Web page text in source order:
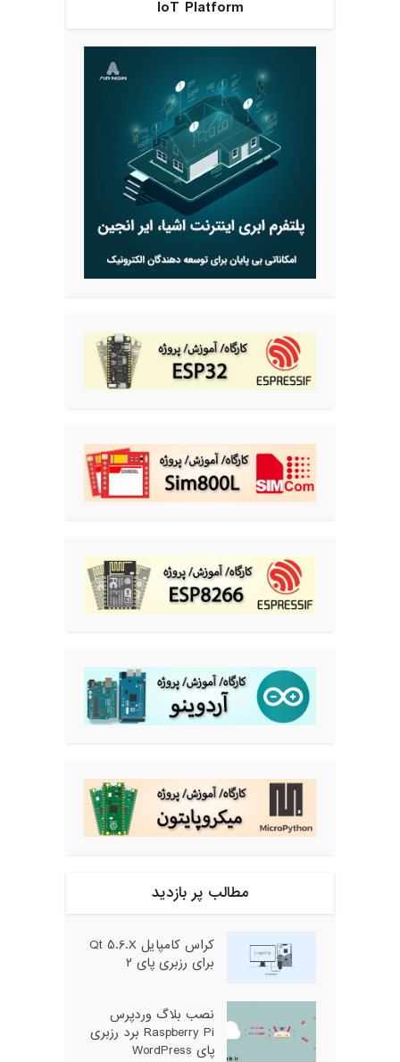
IoT Platform
مطالب پر بازدید
کراس کامپایل Qt 5.6.X
برای رزبری پای ۲
نصب بلاگ وردپرس
Raspberry Pi برد رزبری
پای WordPress